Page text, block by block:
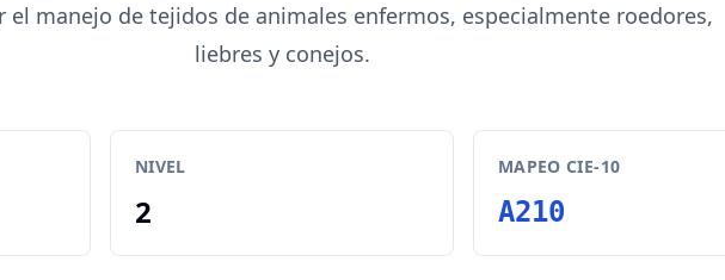
el manejo de tejidos de animales enfermos, especialmente roedores,
liebres y conejos.
NIVEL
2
MAPEO CIE-10
A210